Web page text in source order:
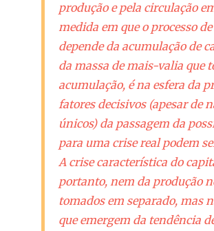
produção e pela circulação
medida em que o processo
depende da acumulação de
da massa de mais-valia que
acumulação, é na esfera da
fatores decisivos (apesar de
únicos) da passagem da
para uma crise real podem
A crise característica do
portanto, nem da produção
tomados em separado, mas
que emergem da tendência